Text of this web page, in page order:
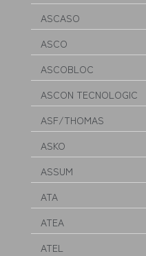
ASCASO
ASCO
ASCOBLOC
ASCON TECNOLOGIC
ASF/THOMAS
ASKO
ASSUM
ATA
ATEA
ATEL